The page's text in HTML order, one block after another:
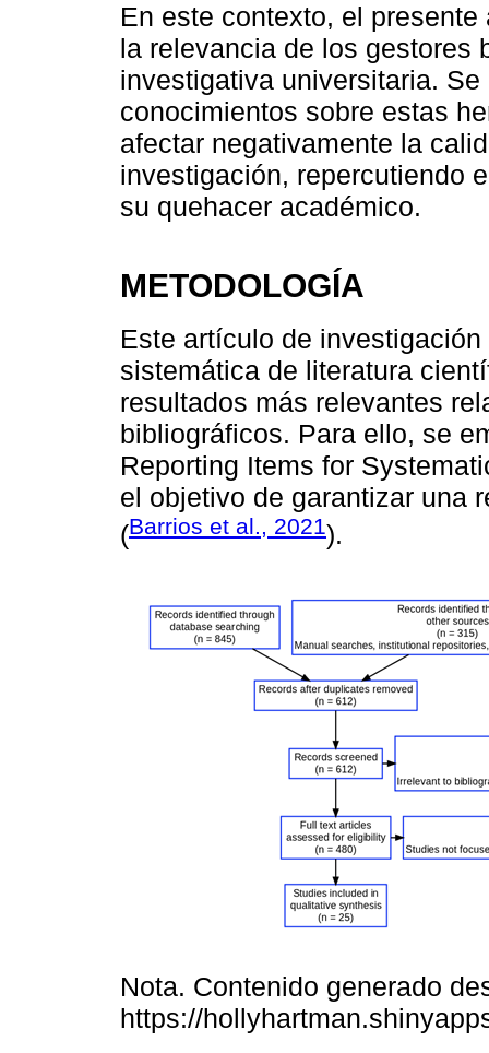
En este contexto, el
la relevancia de los gestores
investigativa universitaria.
conocimientos sobre estas
afectar negativamente la
investigación, repercutiendo
su quehacer académico.
METODOLOGÍA
Este artículo de
sistemática de literatura
resultados más relevantes
bibliográficos. Para ello, se
Reporting Items for
el objetivo de garantizar una
(Barrios et al., 2021).
Nota. Contenido generado
https://